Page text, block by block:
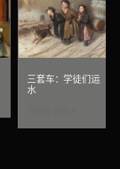
三套车：学徒们运
水